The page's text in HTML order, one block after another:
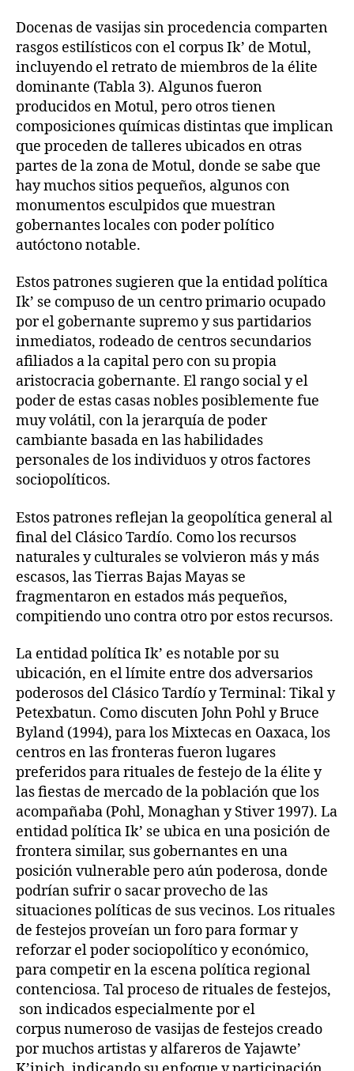
Docenas de vasijas sin procedencia comparten
rasgos estilísticos con el corpus Ik’ de Motul,
incluyendo el retrato de miembros de la élite
dominante (Tabla 3). Algunos fueron
producidos en Motul, pero otros tienen
composiciones químicas distintas que implican
que proceden de talleres ubicados en otras
partes de la zona de Motul, donde se sabe que
hay muchos sitios pequeños, algunos con
monumentos esculpidos que muestran
gobernantes locales con poder político
autóctono notable.
Estos patrones sugieren que la entidad política
Ik’ se compuso de un centro primario ocupado
por el gobernante supremo y sus partidarios
inmediatos, rodeado de centros secundarios
afiliados a la capital pero con su propia
aristocracia gobernante. El rango social y el
poder de estas casas nobles posiblemente fue
muy volátil, con la jerarquía de poder
cambiante basada en las habilidades
personales de los individuos y otros factores
sociopolíticos.
Estos patrones reflejan la geopolítica general al
final del Clásico Tardío. Como los recursos
naturales y culturales se volvieron más y más
escasos, las Tierras Bajas Mayas se
fragmentaron en estados más pequeños,
compitiendo uno contra otro por estos recursos.
La entidad política Ik’ es notable por su
ubicación, en el límite entre dos adversarios
poderosos del Clásico Tardío y Terminal: Tikal y
Petexbatun. Como discuten John Pohl y Bruce
Byland (1994), para los Mixtecas en Oaxaca, los
centros en las fronteras fueron lugares
preferidos para rituales de festejo de la élite y
las fiestas de mercado de la población que los
acompañaba (Pohl, Monaghan y Stiver 1997). La
entidad política Ik’ se ubica en una posición de
frontera similar, sus gobernantes en una
posición vulnerable pero aún poderosa, donde
podrían sufrir o sacar provecho de las
situaciones políticas de sus vecinos. Los rituales
de festejos proveían un foro para formar y
reforzar el poder sociopolítico y económico,
para competir en la escena política regional
contenciosa. Tal proceso de rituales de festejos,
son indicados especialmente por el
corpus numeroso de vasijas de festejos creado
por muchos artistas y alfareros de Yajawte’